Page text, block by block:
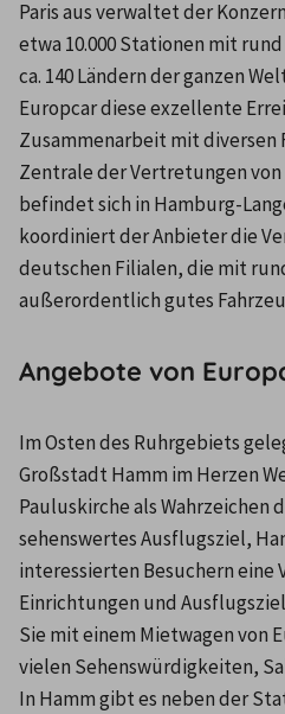
Paris aus verwaltet der
etwa 10.000 Stationen mit
ca. 140 Ländern der ganzen
Europcar diese exzellente
Zusammenarbeit mit diversen
Zentrale der Vertretungen
befindet sich in Hamburg-
koordiniert der Anbieter die
deutschen Filialen, die mit
außerordentlich gutes
Angebote von
Im Osten des Ruhrgebiets
Großstadt Hamm im Herzen
Pauluskirche als Wahrzeichen
sehenswertes Ausflugsziel,
interessierten Besuchern
Einrichtungen und
Sie mit einem Mietwagen von
vielen Sehenswürdigkeiten,
In Hamm gibt es neben der